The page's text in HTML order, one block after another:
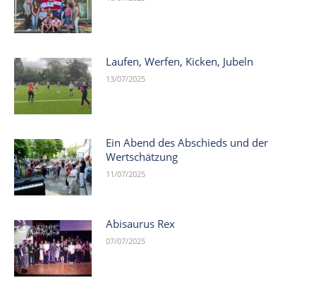
Laufen, Werfen, Kicken, Jubeln
13/07/2025
Ein Abend des Abschieds und der
Wertschätzung
11/07/2025
Abisaurus Rex
07/07/2025